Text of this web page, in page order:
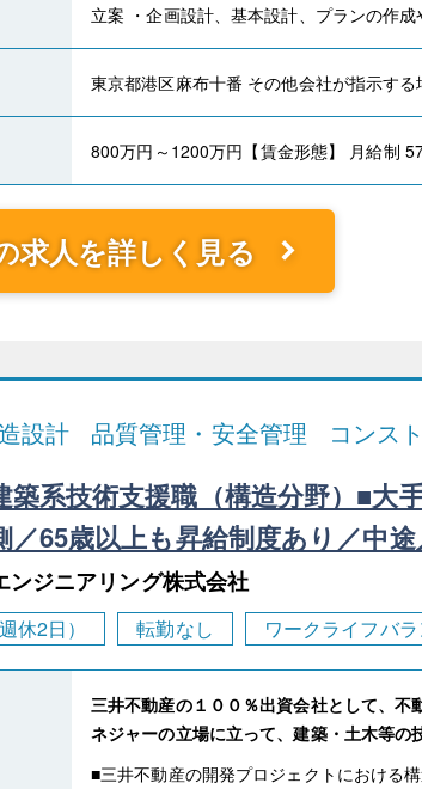
立案 ・企画設計、基本設計、プランの作
東京都港区麻布十番 その他会社が指示す
800万円～1200万円【賃金形態】 月給制
求人を詳しく見る
設計 品質管理・安全管理 コンス
築系技術支援職（構造分野）■
／65歳以上も昇給制度あり／中
ンジニアリング株式会社
休2日） 転勤なし ワークライフバラ
三井不動産の１００％出資会社として、
ネジャーの立場に立って、建築・土木等の
■三井不動産の開発プロジェクトにおける